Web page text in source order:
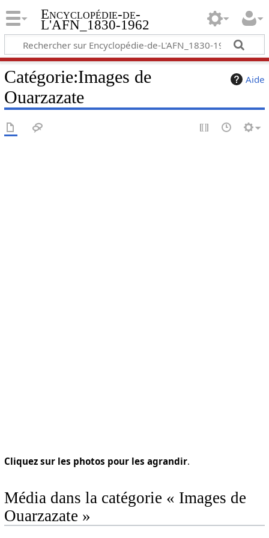
Encyclopédie-de-
L'AFN_1830-1962
Aide
Catégorie:Images de
Ouarzazate
Cliquez sur les photos pour les agrandir.
Média dans la catégorie « Images de
Ouarzazate »